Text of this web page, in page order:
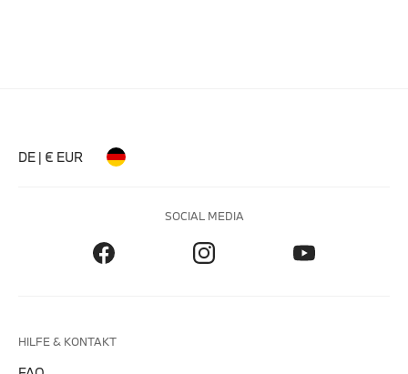
DE | € EUR
SOCIAL MEDIA
HILFE & KONTAKT